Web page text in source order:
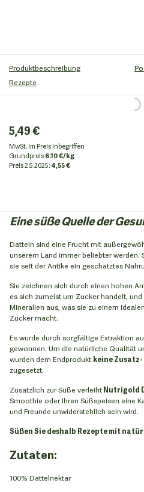
Produktbeschreibung
Rezepte
5,49 €
MwSt. im Preis inbegriffen
Grundpreis6.10 €/kg
Preis2.5.2025:4,55 €
Eine süße Quelle der
Datteln sind eine Frucht mit
unserem Land immer beliebter werden.
sie seit der Antike ein geschätztes
Sie zeichnen sich durch einen hohen
es sich zumeist um Zucker handelt,
Mineralien aus, was sie zu einem
Zucker macht.
Es wurde durch sorgfältige Extraktion
gewonnen. Um die natürliche Qualität
wurden dem Endprodukt keine
zugesetzt.
Zusätzlich zur Süße verleihtNutrigold
Smoothie oder Ihren Süßspeisen eine
und Freunde unwiderstehlich sein wird.
Süßen Sie deshalb Rezepte mit
Zutaten:
100% Dattelnektar